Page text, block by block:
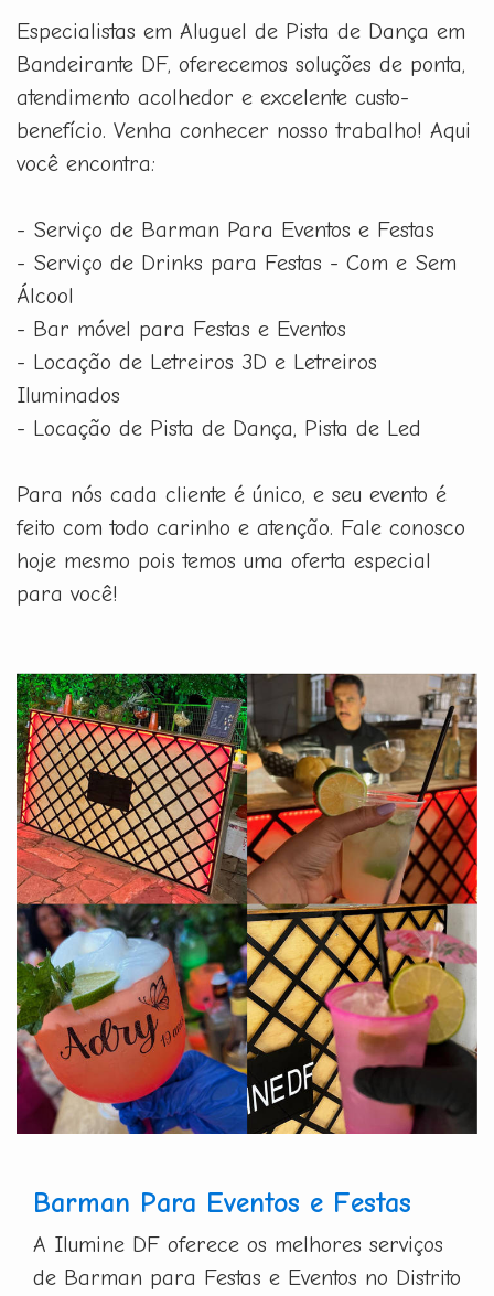
Especialistas em Aluguel de Pista de Dança em
Bandeirante DF, oferecemos soluções de ponta,
atendimento acolhedor e excelente custo-
benefício. Venha conhecer nosso trabalho! Aqui
você encontra:
- Serviço de Barman Para Eventos e Festas
- Serviço de Drinks para Festas - Com e Sem
Álcool
- Bar móvel para Festas e Eventos
- Locação de Letreiros 3D e Letreiros
Iluminados
- Locação de Pista de Dança, Pista de Led
Para nós cada cliente é único, e seu evento é
feito com todo carinho e atenção. Fale conosco
hoje mesmo pois temos uma oferta especial
para você!
Barman Para Eventos e Festas
A Ilumine DF oferece os melhores serviços
de Barman para Festas e Eventos no Distrito